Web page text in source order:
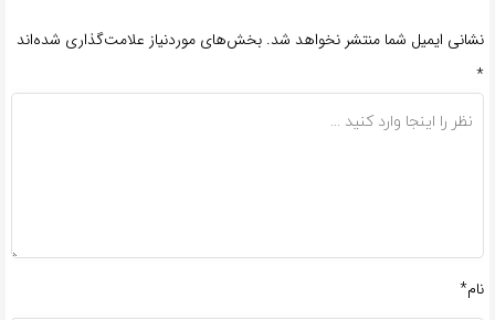
نشانی ایمیل شما منتشر نخواهد شد. بخش‌های موردنیاز علامت‌گذاری شده‌اند
*
نام*